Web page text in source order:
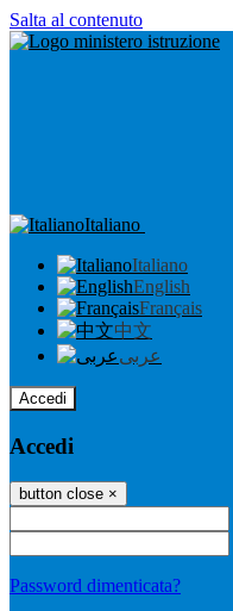
Salta al contenuto
Italiano
Italiano
English
Français
中文
عربى
Accedi
Accedi
button close ×
Password dimenticata?